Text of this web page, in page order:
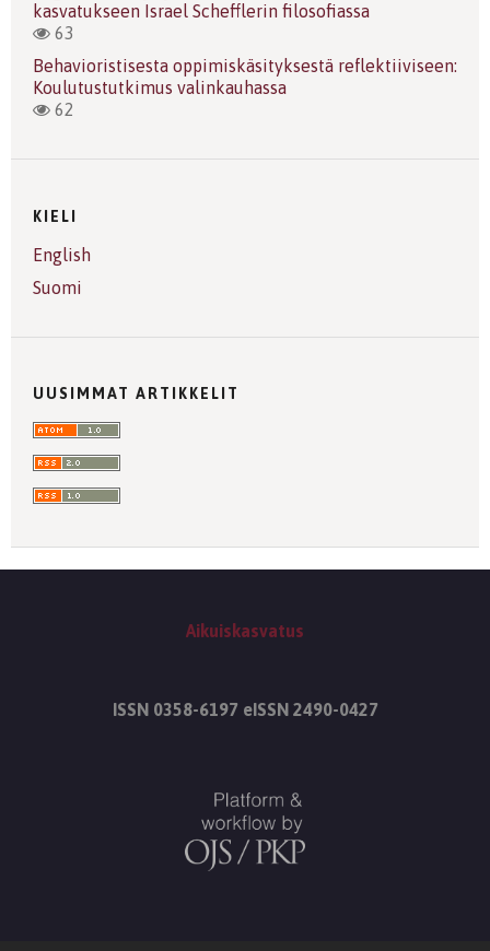
kasvatukseen Israel Schefflerin filosofiassa
63
Behavioristisesta oppimiskäsityksestä reflektiiviseen:
Koulutustutkimus valinkauhassa
62
KIELI
English
Suomi
UUSIMMAT ARTIKKELIT
Aikuiskasvatus
ISSN 0358-6197 eISSN 2490-0427